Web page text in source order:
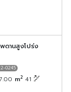
ดานสูงโปร่ง
0245
m2 41